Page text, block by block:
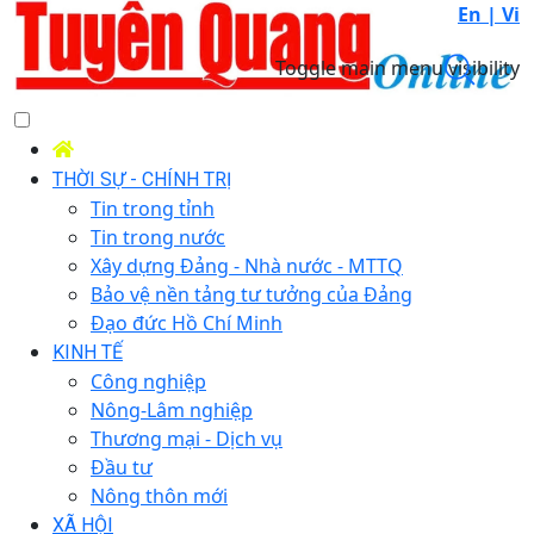
En | Vi
Toggle main menu visibility
THỜI SỰ - CHÍNH TRỊ
Tin trong tỉnh
Tin trong nước
Xây dựng Đảng - Nhà nước - MTTQ
Bảo vệ nền tảng tư tưởng của Đảng
Đạo đức Hồ Chí Minh
KINH TẾ
Công nghiệp
Nông-Lâm nghiệp
Thương mại - Dịch vụ
Đầu tư
Nông thôn mới
XÃ HỘI